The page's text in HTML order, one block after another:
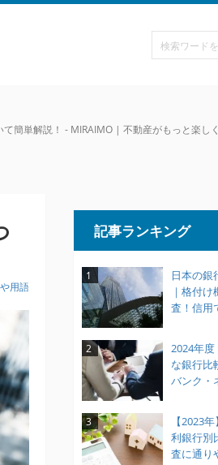
簡単解説！ - MIRAIMO | 不動産がもっと楽し
用語
記事ランキング
1
日本の銀
｜格付
査！信用
2
2024年
な銀行比
バンク・
3
【2023
利銀行別
査に通り